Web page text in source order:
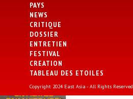
PAYS
NEWS
CRITIQUE
DOSSIER
ENTRETIEN
FESTIVAL
CREATION
TABLEAU DES ETOILES
Copyright 2024 East Asia - All Rights Reserved